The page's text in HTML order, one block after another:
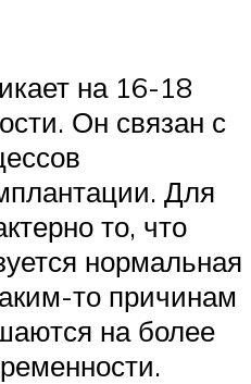
на 16-18
Он связан с
Для
то, что
нормальная
то причинам
на более